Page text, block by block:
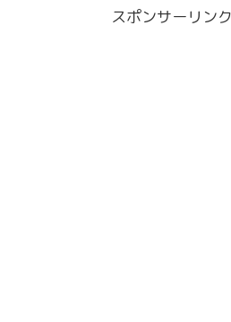
スポンサーリンク